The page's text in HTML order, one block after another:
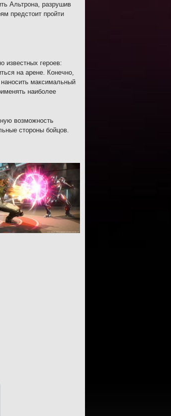
Альтрона, разрушив
предстоит пройти
известных героев:
на арене. Конечно,
максимальный
наиболее
возможность
стороны бойцов.